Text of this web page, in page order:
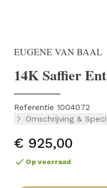
EUGENE VAN BAAL
14K Saffier
Referentie 1004072
Omschrijving &
€ 925,00
Op voorraad